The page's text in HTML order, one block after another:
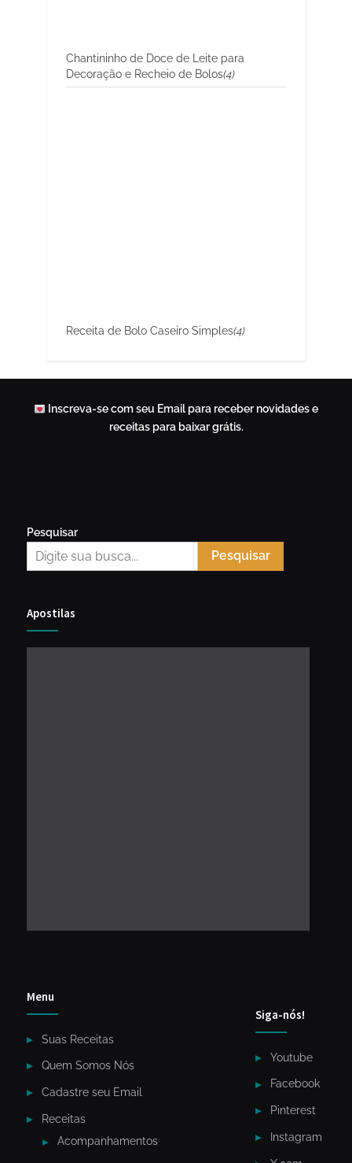
Chantininho de Doce de Leite para
Decoração e Recheio de Bolos(4)
Receita de Bolo Caseiro Simples(4)
Inscreva-se com seu Email para receber novidades e
receitas para baixar grátis.
Pesquisar
Pesquisar
Apostilas
Menu
Suas Receitas
Quem Somos Nós
Cadastre seu Email
Receitas
Acompanhamentos
Siga-nós!
Youtube
Facebook
Pinterest
Instagram